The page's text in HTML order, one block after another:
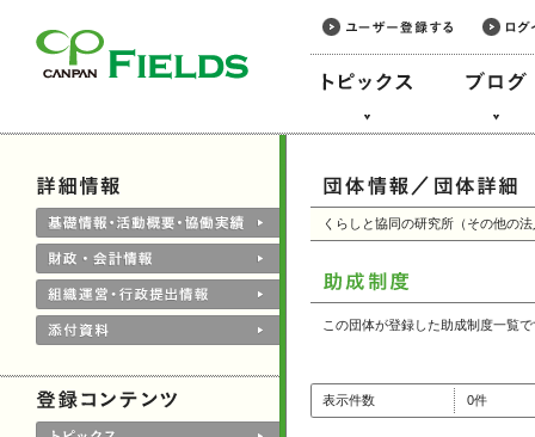
くらしと協同の研究所（その他の
この団体が登録した助成制度一覧
表示件数 0件